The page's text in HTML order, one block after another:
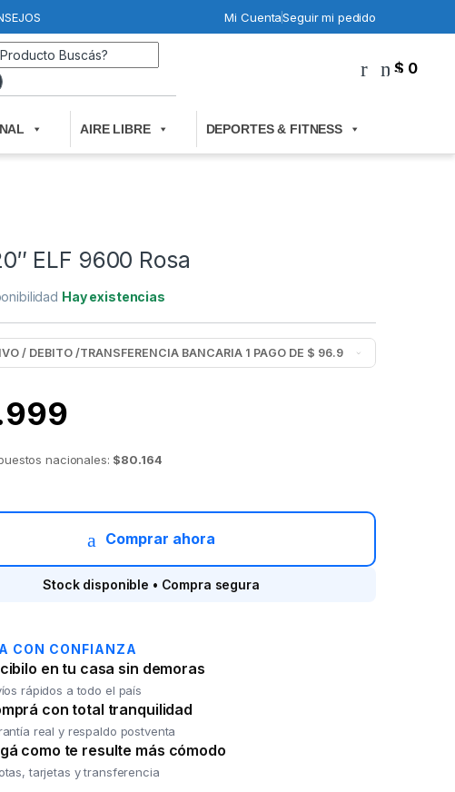
Mi CuentaSeguir mi pedido
$ 0
AIRE LIBRE DEPORTES & FITNESS
ELF 9600 Rosa
Hay existencias
nacionales: $80.164
9600 Rosa quantity
Comprar ahora
Stock disponible • Compra segura
CON CONFIANZA
en tu casa sin demoras
rápidos a todo el país
con total tranquilidad
real y respaldo postventa
como te resulte más cómodo
tarjetas y transferencia